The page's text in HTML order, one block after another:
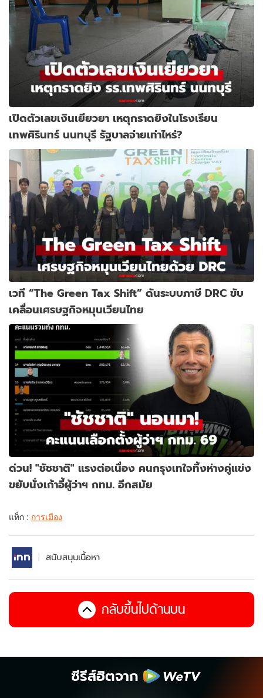
เปิดตัวเลขเงินเยียวยา เหตุกราดยิงในโรงเรียน
เทพศิรินทร์ นนทบุรี รัฐบาลจ่ายเท่าไหร่?
เวที “The Green Tax Shift” ดันระบบภาษี DRC ขับ
เคลื่อนเศรษฐกิจหมุนเวียนไทย
ด่วน! "ชัชชาติ" แรงต่อเนื่อง คนกรุงเทใจทิ้งห่างคู่แข่ง
ขยับนั่งเก้าอี้ผู้ว่าฯ กทม. อีกสมัย
แท็ก : การเมือง
สนับสนุนเนื้อหา
กลับขึ้นไปด้านบน
ซีรีส์ฮิตจาก